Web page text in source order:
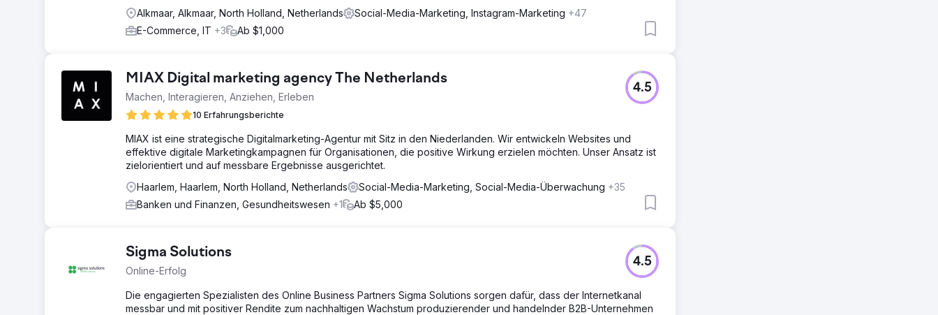
Alkmaar, Alkmaar, North Holland, Netherlands
Social-Media-Marketing, Instagram-Marketing +47
E-Commerce, IT +3 Ab $1,000
MIAX Digital marketing agency The Netherlands
Machen, Interagieren, Anziehen, Erleben
10 Erfahrungsberichte
4.5
MIAX ist eine strategische Digitalmarketing-Agentur mit Sitz in den Niederlanden. Wir entwickeln Websites und
effektive digitale Marketingkampagnen für Organisationen, die positive Wirkung erzielen möchten. Unser Ansatz ist
zielorientiert und auf messbare Ergebnisse ausgerichtet.
Haarlem, Haarlem, North Holland, Netherlands
Social-Media-Marketing, Social-Media-Überwachung +35
Banken und Finanzen, Gesundheitswesen +1 Ab $5,000
Sigma Solutions
Online-Erfolg
4.5
Die engagierten Spezialisten des Online Business Partners Sigma Solutions sorgen dafür, dass der Internetkanal
messbar und mit positiver Rendite zum nachhaltigen Wachstum produzierender und handelnder B2B-Unternehmen